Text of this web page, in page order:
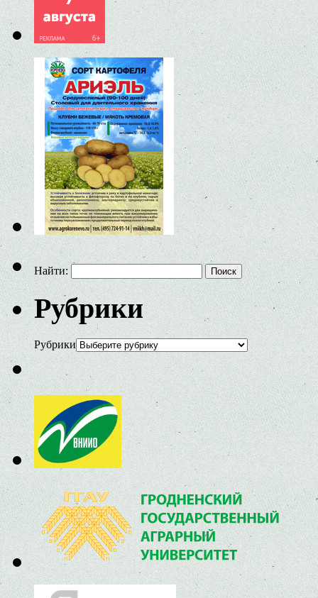
Найти:
Рубрики
Рубрики